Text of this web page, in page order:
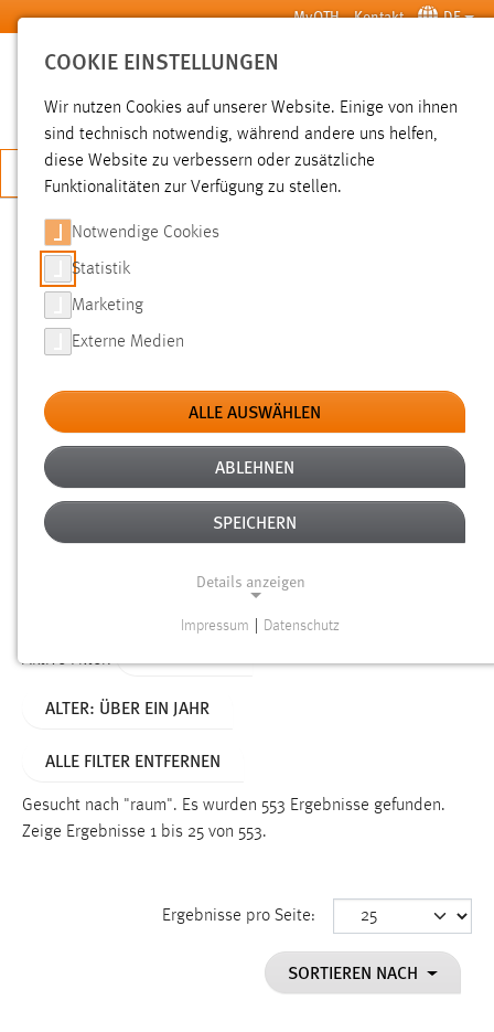
Zum Hauptinhalt springen MyOTH Kontakt DE
SUCHE
JETZT BEWERBEN
SUCHE
FILTER
Typ
Erstellungsdatum
Alter
Aktive Filter:
ALTER: ÜBER EIN JAHR
ALLE FILTER ENTFERNEN
Gesucht nach "raum". Es wurden 553 Ergebnisse gefunden.
Zeige Ergebnisse 1 bis 25 von 553.
Ergebnisse pro Seite:
SORTIEREN NACH
COOKIE EINSTELLUNGEN
Wir nutzen Cookies auf unserer Website. Einige von ihnen
sind technisch notwendig, während andere uns helfen,
diese Website zu verbessern oder zusätzliche
Funktionalitäten zur Verfügung zu stellen.
Notwendige Cookies
Statistik
Marketing
Externe Medien
ALLE AUSWÄHLEN
ABLEHNEN
SPEICHERN
Details anzeigen
Funktionen und sind für die einwandfreie Funktion der
Name:
Dieser Cookie speichert die ausgewählten Einverständnis-
Impressum Datenschutz